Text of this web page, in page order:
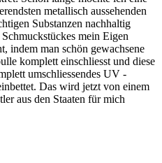
metallisch aussehenden
Substanzen nachhaltig
mein Eigen
indem man schön gewachsene
komplett einschliesst und diese
umschliessendes UV -
Das wird jetzt von einem
aus den Staaten für mich